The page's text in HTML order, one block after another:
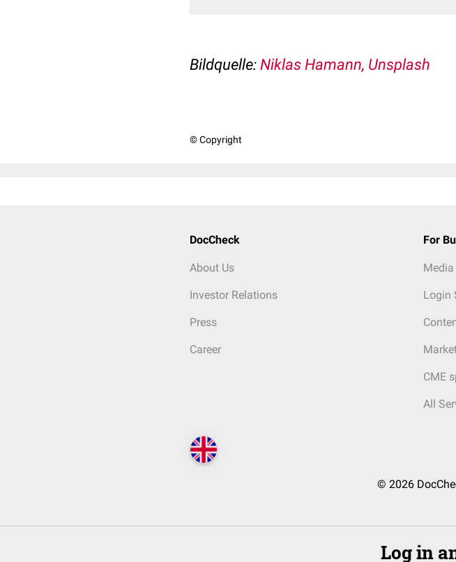
Bildquelle: Niklas Hamann, Unsplash
© Copyright
DocCheck
About Us
Investor Relations
Press
Career
For
Login
CME
All
© 2026
Log in